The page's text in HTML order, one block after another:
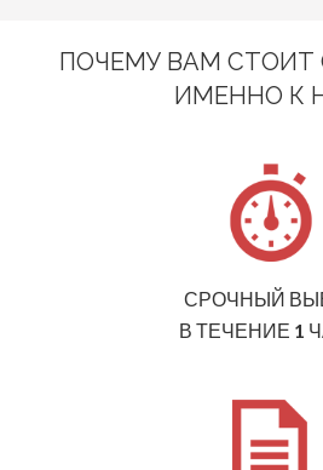
ПОЧЕМУ ВАМ СТОИТ
ИМЕННО К
СРОЧНЫЙ
В ТЕЧЕНИЕ 1